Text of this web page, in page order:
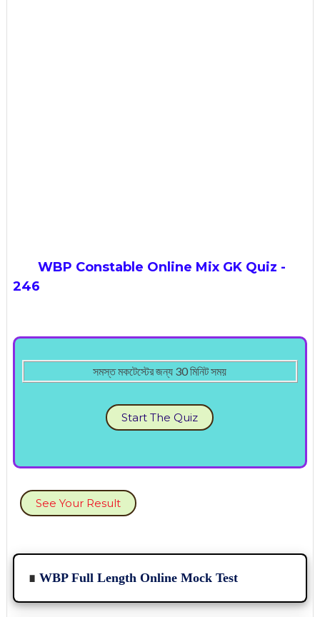
WBP Constable Online Mix GK Quiz -
246
সমস্ত মকটেস্টের জন্য 30 মিনিট সময়
Start The Quiz
See Your Result
∎ WBP Full Length Online Mock Test